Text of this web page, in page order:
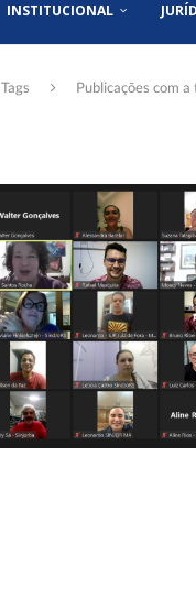
INSTITUCIONAL
Tags Publicações com